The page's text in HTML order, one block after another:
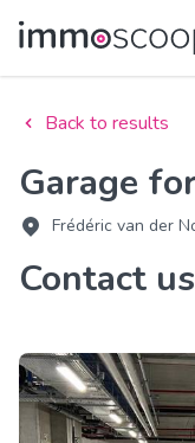
Back to results
Garage
Frédéric van der
Contact us